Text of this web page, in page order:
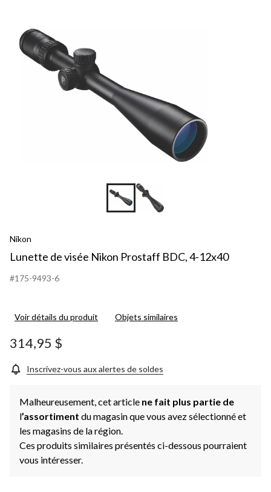
Nikon
Lunette de visée Nikon Prostaff BDC, 4-12x40
#175-9493-6
Voir détails du produit Objets similaires
314,95 $
Inscrivez-vous aux alertes de soldes
Malheureusement, cet article ne fait plus partie de
l’assortiment du magasin que vous avez sélectionné et
les magasins de la région.
Ces produits similaires présentés ci-dessous pourraient
vous intéresser.